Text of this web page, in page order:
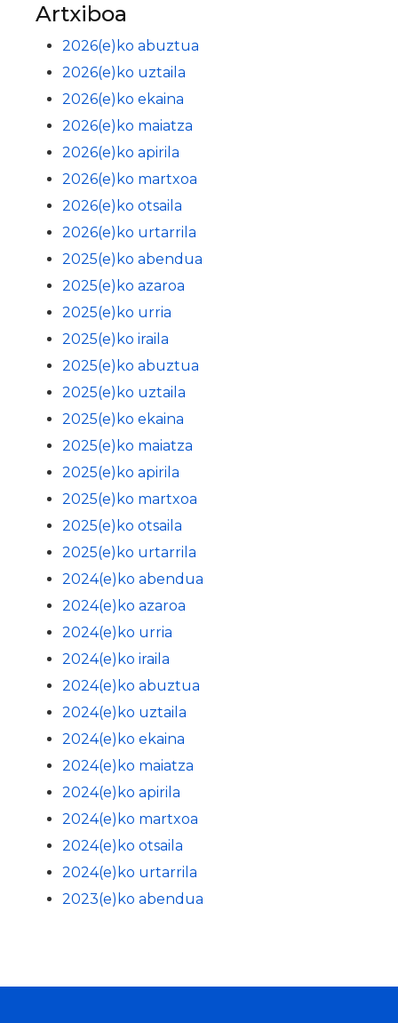
Artxiboa
2026(e)ko abuztua
2026(e)ko uztaila
2026(e)ko ekaina
2026(e)ko maiatza
2026(e)ko apirila
2026(e)ko martxoa
2026(e)ko otsaila
2026(e)ko urtarrila
2025(e)ko abendua
2025(e)ko azaroa
2025(e)ko urria
2025(e)ko iraila
2025(e)ko abuztua
2025(e)ko uztaila
2025(e)ko ekaina
2025(e)ko maiatza
2025(e)ko apirila
2025(e)ko martxoa
2025(e)ko otsaila
2025(e)ko urtarrila
2024(e)ko abendua
2024(e)ko azaroa
2024(e)ko urria
2024(e)ko iraila
2024(e)ko abuztua
2024(e)ko uztaila
2024(e)ko ekaina
2024(e)ko maiatza
2024(e)ko apirila
2024(e)ko martxoa
2024(e)ko otsaila
2024(e)ko urtarrila
2023(e)ko abendua